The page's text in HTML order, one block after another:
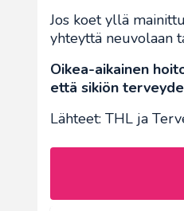
Jos koet yllä
yhteyttä neuvolaan
Oikea-aikainen
että sikiön
Lähteet: THL ja